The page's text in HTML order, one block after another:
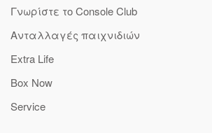
Γνωρίστε το Console Club
Ανταλλαγές παιχνιδιών
Extra Life
Box Now
Service